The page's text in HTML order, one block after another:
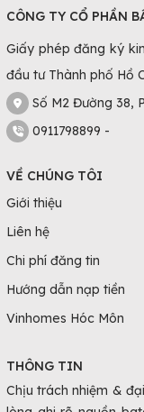
Giang sẽ có chênh
Căn hộ
Căn hộ
Căn hộ
Bắc Giang
Xác định vị trí
Việc xác định vị trí
nó sẽ ảnh hưởng
… Việc chọn vị trí
tiện, tiết kiệm thời
Nếu mua căn hộ
và hoàn thiện thì
CÔNG TY CỔ PHẦN
Giấy phép đăng ký
đầu tư Thành phố Hồ
Số M2 Đường 38,
0911798899 -
VỀ CHÚNG TÔI
Giới thiệu
Liên hệ
Chi phí đăng tin
Hướng dẫn nạp tiền
Vinhomes Hóc Môn
THÔNG TIN
Chịu trách nhiệm &